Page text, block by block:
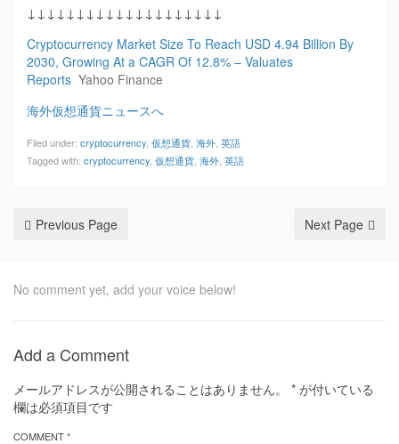
↓↓↓↓↓↓↓↓↓↓↓↓↓↓↓↓↓↓↓↓
Cryptocurrency Market Size To Reach USD 4.94 Billion By
2030, Growing At a CAGR Of 12.8% – Valuates
Reports Yahoo Finance
海外仮想通貨ニュースへ
Filed under: cryptocurrency 仮想通貨 海外 英語
Tagged with: cryptocurrency 仮想通貨 海外 英語
Previous Page Next Page
No comment yet, add your voice below!
Add a Comment
メールアドレスが公開されることはありません。 * が付いている
欄は必須項目です
COMMENT *